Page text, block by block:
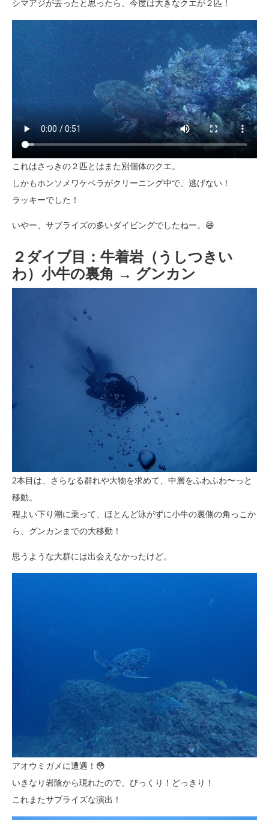
シマアジが去ったと思ったら、今度は大きなクエが２匹！
これはさっきの２匹とはまた別個体のクエ。
しかもホンソメワケベラがクリーニング中で、逃げない！
ラッキーでした！
いやー、サプライズの多いダイビングでしたねー。😄
２ダイブ目：牛着岩（うしつきい
わ）小牛の裏角 → グンカン
2本目は、さらなる群れや大物を求めて、中層をふわふわ〜っと
移動。
程よい下り潮に乗って、ほとんど泳がずに小牛の裏側の角っこか
ら、グンカンまでの大移動！
思うような大群には出会えなかったけど。
アオウミガメに遭遇！😳
いきなり岩陰から現れたので、びっくり！どっきり！
これまたサプライズな演出！